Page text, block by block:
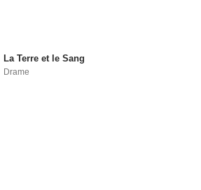
La Terre et le Sang
Drame